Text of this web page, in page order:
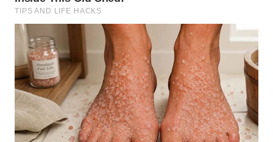
WN
KARAWANG
WN
BEKASI
WN
BOGOR